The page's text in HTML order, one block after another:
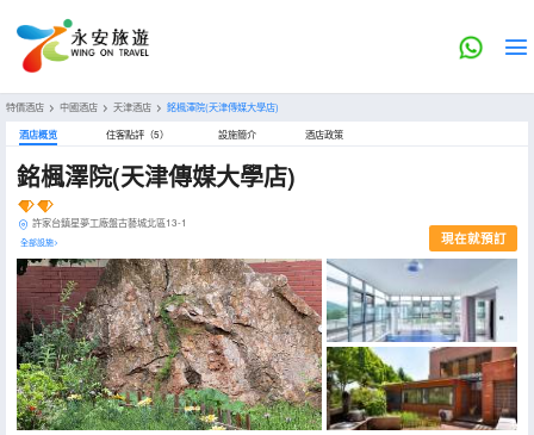
特價酒店 > 中國酒店 > 天津酒店 > 銘楓澤院(天津傳媒大學店)
酒店概览 住客點評（5） 設施簡介 酒店政策
銘楓澤院(天津傳媒大學店)
許家台鎮星夢工廠盤古藝城北區13-1
全部設施> 現在就預訂